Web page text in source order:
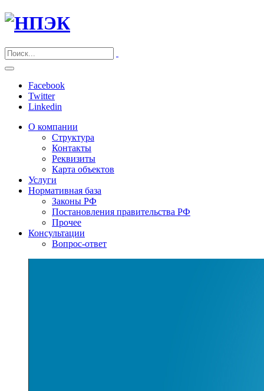
Facebook
Twitter
Linkedin
О компании
Структура
Контакты
Реквизиты
Карта объектов
Услуги
Нормативная база
Законы РФ
Постановления правительства РФ
Прочее
Консультации
Вопрос-ответ